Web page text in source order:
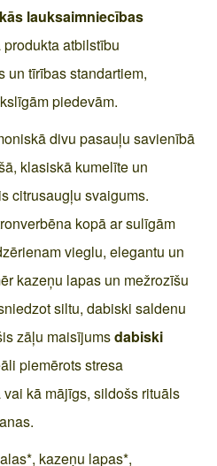
lauksaimniecības
atbilstību
un tīrības standartiem,
piedevām.
divu pasauļu savienībā
klasiskā kumelīte un
citrusaugļu svaigums.
kopā ar sulīgām
vieglu, elegantu un
kazeņu lapas un mežrozīšu
siltu, dabiski saldenu
zāļu maisījumsdabiski
piemērots stresa
kā mājīgs, sildošs rituāls
kazeņu lapas*,